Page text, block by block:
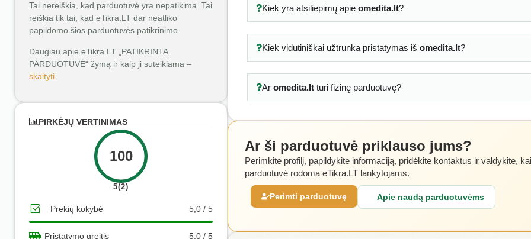
Tai nereiškia, kad parduotuvė yra nepatikima. Tai
reiškia tik tai, kad eTikra.LT dar neatliko
papildomo šios parduotuvės patikrinimo.
Daugiau apie eTikra.LT „PATIKRINTA
PARDUOTUVĖ“ žymą ir kaip ji suteikiama –
skaityti
PIRKĖJŲ VERTINIMAS
100
5(2)
Prekių kokybė 5,0 / 5
Pristatymo greitis 5,0 / 5
Kiek yra atsiliepimų apie omedita.lt?
Kiek vidutiniškai užtrunka pristatymas iš omedita.lt?
Ar omedita.ltturi fizinę parduotuvę?
Ar ši parduotuvė priklauso jums?
Perimkite profilį, papildykite informaciją, pridėkite kontaktus ir valdykite,
parduotuvė rodoma eTikra.LT lankytojams.
Perimti parduotuvę Apie naudą parduotuvėms